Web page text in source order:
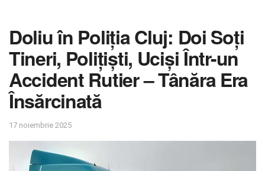
Doliu în Poliția Cluj: Doi Soți
Tineri, Polițiști, Uciși Într-un
Accident Rutier – Tânăra Era
Însărcinată
17 noiembrie 2025